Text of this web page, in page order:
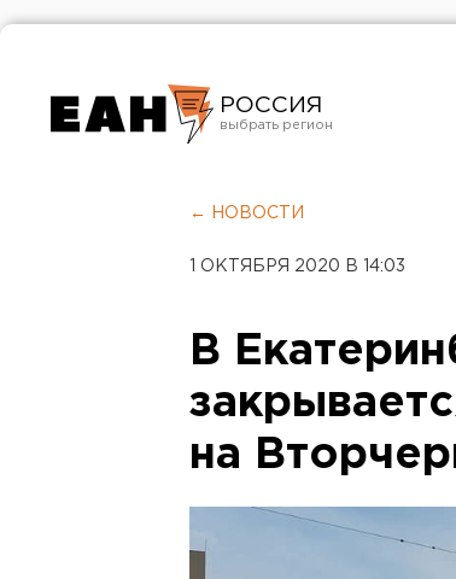
РОССИЯ
Челябинск
← НОВОСТИ
1 ОКТЯБРЯ 2020 В 14:03
В
на